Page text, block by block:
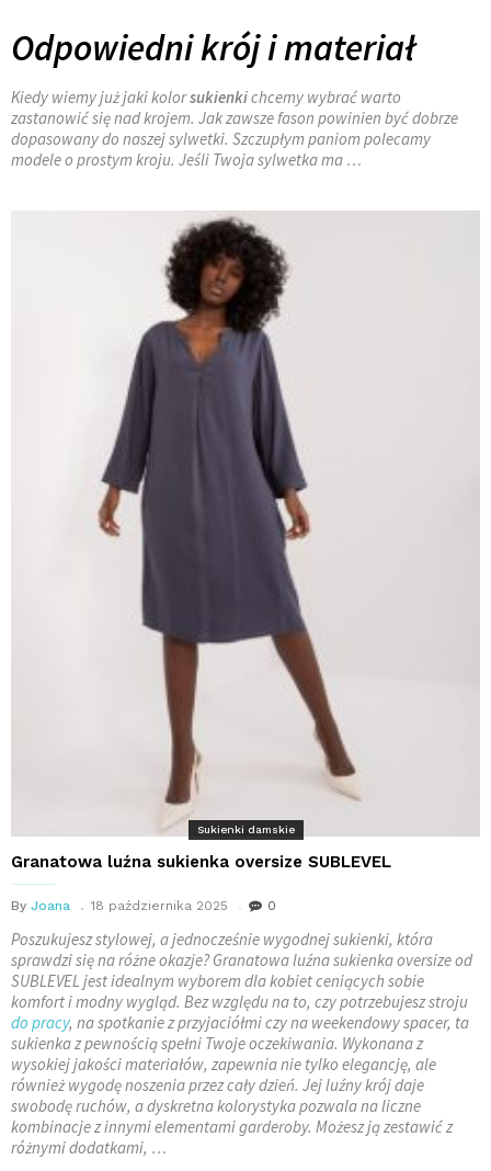
Odpowiedni krój i materiał
Kiedy wiemy już jaki kolorsukienkichcemy wybrać warto
zastanowić się nad krojem. Jak zawsze fason powinien być dobrze
dopasowany do naszej sylwetki. Szczupłym paniom polecamy
modele o prostym kroju. Jeśli Twoja sylwetka ma …
Sukienki damskie
Granatowa luźna sukienka oversize SUBLEVEL
By Joana 18 października 2025 0
Poszukujesz stylowej, a jednocześnie wygodnej sukienki, która
sprawdzi się na różne okazje? Granatowa luźna sukienka oversize od
SUBLEVEL jest idealnym wyborem dla kobiet ceniących sobie
komfort i modny wygląd. Bez względu na to, czy potrzebujesz stroju
do pracy, na spotkanie z przyjaciółmi czy na weekendowy spacer, ta
sukienka z pewnością spełni Twoje oczekiwania. Wykonana z
wysokiej jakości materiałów, zapewnia nie tylko elegancję, ale
również wygodę noszenia przez cały dzień. Jej luźny krój daje
swobodę ruchów, a dyskretna kolorystyka pozwala na liczne
kombinacje z innymi elementami garderoby. Możesz ją zestawić z
różnymi dodatkami, …